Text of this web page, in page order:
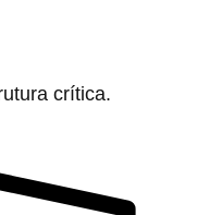
crítica.